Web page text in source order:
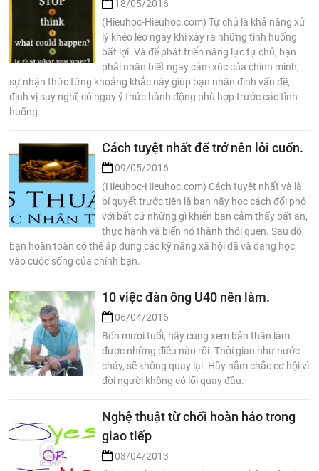
18/05/2016
(Hieuhoc-Hieuhoc.com) Tự chủ là khả năng xử
lý khéo léo ngay khi xảy ra những tình huống
bất lợi. Và để phát triển năng lực tự chủ, bạn
phải nhận biết ngay cảm xúc của chính mình,
sự nhận thức từng khoảng khắc này giúp bạn nhận định vấn đề,
định vị suy nghĩ, có ngay ý thức hành động phù hợp trước các tình
huống.
Cách tuyệt nhất để trở nên lôi cuốn.
09/05/2016
(Hieuhoc-Hieuhoc.com) Cách tuyệt nhất và là
bí quyết trước tiên là bạn hãy học cách đối phó
với bất cứ những gì khiến bạn cảm thấy bất an,
thực hành và biến nó thành thói quen. Sau đó,
bạn hoàn toàn có thể áp dụng các kỹ năng xã hội đã và đang học
vào cuộc sống của chính bạn.
10 việc đàn ông U40 nên làm.
06/04/2016
Bốn mươi tuổi, hãy cùng xem bản thân làm
được những điều nào rồi. Thời gian như nước
chảy, sẽ không quay lại. Hãy nắm chắc cơ hội vì
đời người không có lối quay đầu.
Nghệ thuật từ chối hoàn hảo trong
giao tiếp
03/04/2013